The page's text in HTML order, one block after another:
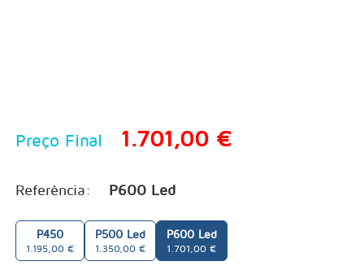
Preço Final 1.701,00 €
Referência: P600 Led
P450
1.195,00 €
P500 Led
1.350,00 €
P600 Led
1.701,00 €